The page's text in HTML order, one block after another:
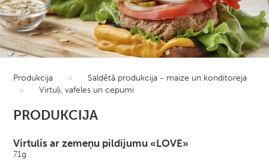
Produkcija >
Saldētā produkcija - maize un konditoreja
>
Virtuļi, vafeles un cepumi
PRODUKCIJA
Virtulis ar zemeņu pildījumu «LOVE»
71g